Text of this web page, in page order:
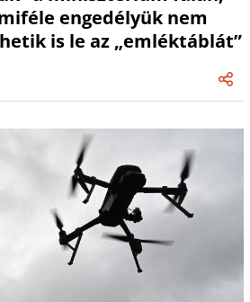
engedélyük nem
is le az „emléktáblát”